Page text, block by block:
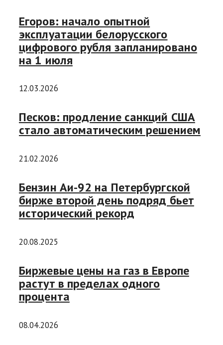
Егоров: начало опытной
эксплуатации белорусского
цифрового рубля запланировано
на 1 июля
12.03.2026
Песков: продление санкций США
стало автоматическим решением
21.02.2026
Бензин Аи-92 на Петербургской
бирже второй день подряд бьет
исторический рекорд
20.08.2025
Биржевые цены на газ в Европе
растут в пределах одного
процента
08.04.2026